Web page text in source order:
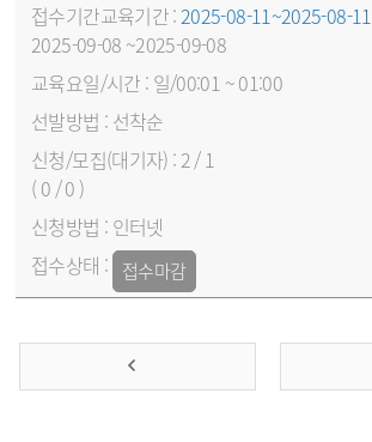
2025-08-11~2025-08-11
2025-09-08 ~2025-09-08
일/00:01 ~ 01:00
선착순
2 / 1
( 0 / 0 )
인터넷
접수마감